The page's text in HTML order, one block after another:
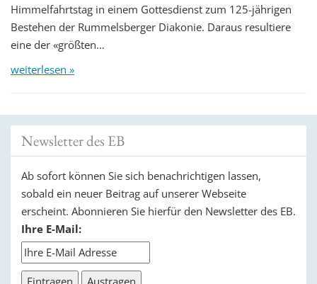
Himmelfahrtstag in einem Gottesdienst zum 125-jährigen
Bestehen der Rummelsberger Diakonie. Daraus resultiere
eine der «größten…
weiterlesen »
Newsletter des EB
Ab sofort können Sie sich benachrichtigen lassen,
sobald ein neuer Beitrag auf unserer Webseite
erscheint. Abonnieren Sie hierfür den Newsletter des EB.
Ihre E-Mail: